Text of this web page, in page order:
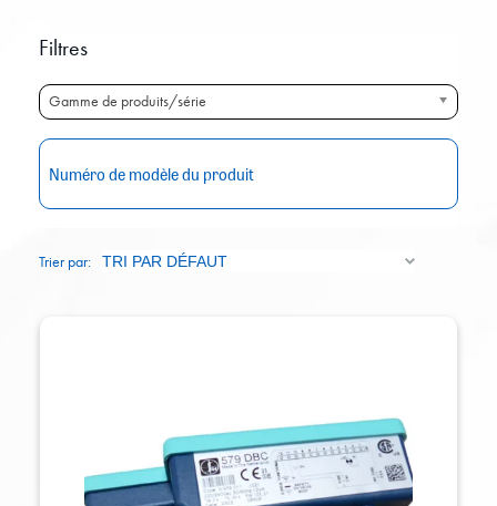
Filtres
Gamme de produits/série
Trier par: